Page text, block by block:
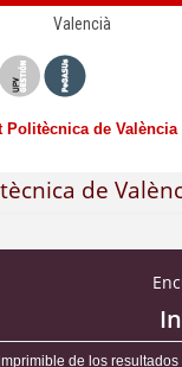
Valencià
Politècnica de València
de
de los